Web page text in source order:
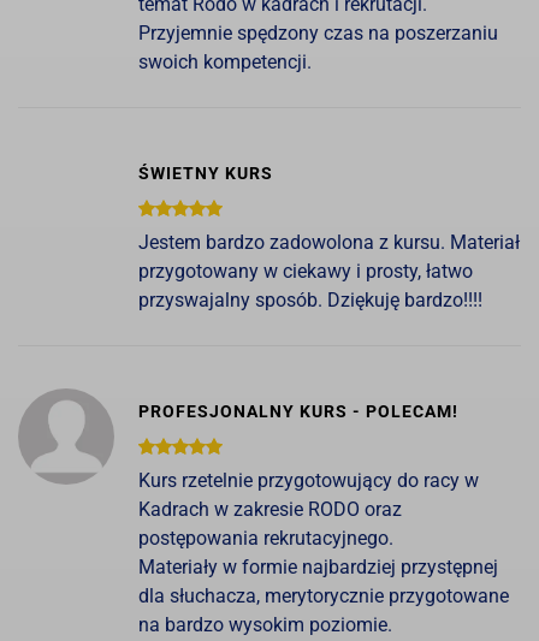
Przyjemnie spędzony czas na poszerzaniu
swoich kompetencji.
ŚWIETNY KURS
Jestem bardzo zadowolona z kursu. Materiał
przygotowany w ciekawy i prosty, łatwo
przyswajalny sposób. Dziękuję bardzo!!!!
PROFESJONALNY KURS - POLECAM!
Kurs rzetelnie przygotowujący do racy w
Kadrach w zakresie RODO oraz
postępowania rekrutacyjnego.
Materiały w formie najbardziej przystępnej
dla słuchacza, merytorycznie przygotowane
na bardzo wysokim poziomie.